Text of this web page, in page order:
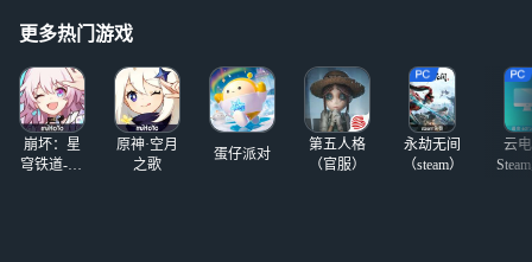
最后国服确定本次
先祖，复刻时间未
公布。 光遇国服
的四位元老级先
祖，螃蟹舞
更多热门游戏
崩坏：星
穹铁道-4.4
原神·空月
之歌
蛋仔派对
第五人格
（官服）
永劫无间
（steam）
云